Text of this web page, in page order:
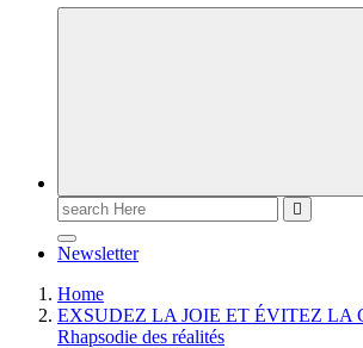
Newsletter
Home
EXSUDEZ LA JOIE ET ÉVITEZ LA
Rhapsodie des réalités